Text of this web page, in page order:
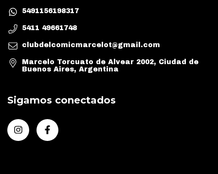
5491156198317
5411 49661748
clubdelcomicmarcelot@gmail.com
Marcelo Torcuato de Alvear 2002, Ciudad de
Buenos Aires, Argentina
Sigamos conectados